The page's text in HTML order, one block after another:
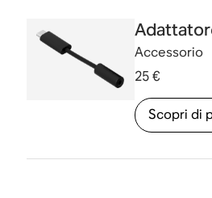
Accessorio
25 €
Scopri di